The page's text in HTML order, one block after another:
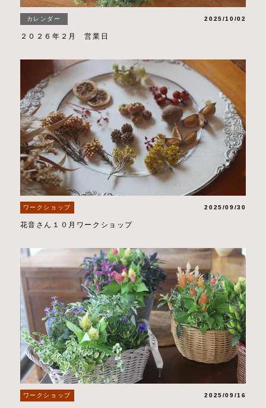
カレンダー 2025/10/02
２０２６年２月 営業日
ワークショップ 2025/09/30
花音さん１０月ワークショップ
ワークショップ 2025/09/16